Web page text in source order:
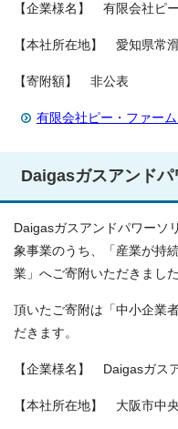
【企業様名】 有限会社ピ
【本社所在地】 愛知県常
【寄附額】 非公表
有限会社ピー・ファーム
Daigasガスアンド
Daigasガスアンドパワーソ
象事業のうち、「産業が持
業」へご寄附いただきまし
頂いたご寄附は「中小企業
だきます。
【企業様名】 Daigasガス
【本社所在地】 大阪市中